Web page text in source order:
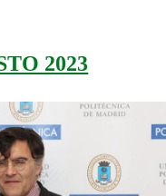
2023